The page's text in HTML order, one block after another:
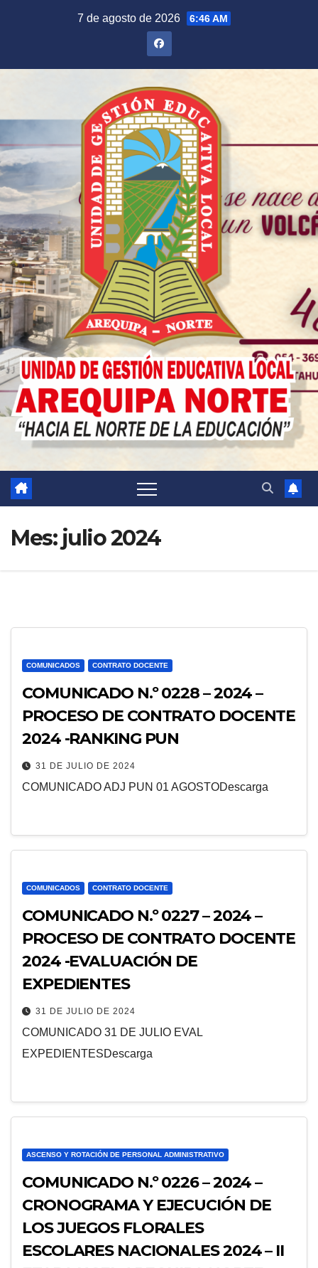
7 de agosto de 2026 6:46 AM
Mes: julio 2024
COMUNICADOS CONTRATO DOCENTE
COMUNICADO N.º 0228 – 2024 –
PROCESO DE CONTRATO DOCENTE
2024 -RANKING PUN
31 DE JULIO DE 2024
COMUNICADO ADJ PUN 01 AGOSTODescarga
COMUNICADOS CONTRATO DOCENTE
COMUNICADO N.º 0227 – 2024 –
PROCESO DE CONTRATO DOCENTE
2024 -EVALUACIÓN DE
EXPEDIENTES
31 DE JULIO DE 2024
COMUNICADO 31 DE JULIO EVAL
EXPEDIENTESDescarga
ASCENSO Y ROTACIÓN DE PERSONAL ADMINISTRATIVO
COMUNICADO N.º 0226 – 2024 –
CRONOGRAMA Y EJECUCIÓN DE
LOS JUEGOS FLORALES
ESCOLARES NACIONALES 2024 – II